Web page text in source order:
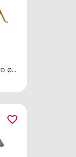
ø...
favorite_border